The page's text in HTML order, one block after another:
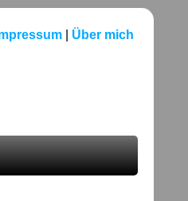
| Über mich